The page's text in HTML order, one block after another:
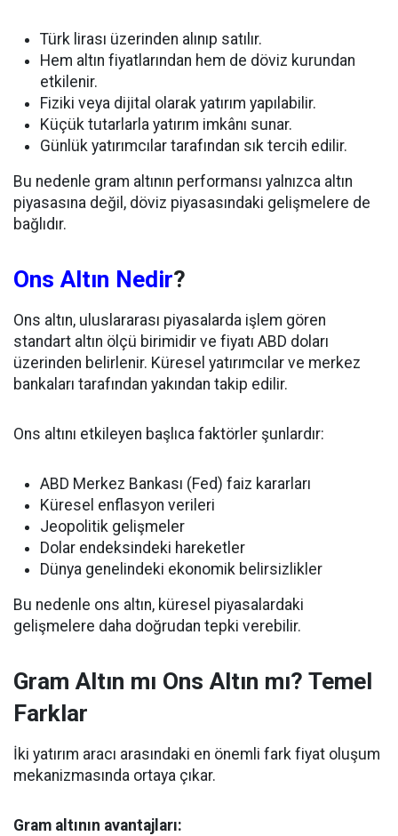
Türk lirası üzerinden alınıp satılır.
Hem altın fiyatlarından hem de döviz kurundan
etkilenir.
Fiziki veya dijital olarak yatırım yapılabilir.
Küçük tutarlarla yatırım imkânı sunar.
Günlük yatırımcılar tarafından sık tercih edilir.
Bu nedenle gram altının performansı yalnızca altın
piyasasına değil, döviz piyasasındaki gelişmelere de
bağlıdır.
Ons Altın Nedir?
Ons altın, uluslararası piyasalarda işlem gören
standart altın ölçü birimidir ve fiyatı ABD doları
üzerinden belirlenir. Küresel yatırımcılar ve merkez
bankaları tarafından yakından takip edilir.
Ons altını etkileyen başlıca faktörler şunlardır:
ABD Merkez Bankası (Fed) faiz kararları
Küresel enflasyon verileri
Jeopolitik gelişmeler
Dolar endeksindeki hareketler
Dünya genelindeki ekonomik belirsizlikler
Bu nedenle ons altın, küresel piyasalardaki
gelişmelere daha doğrudan tepki verebilir.
Gram Altın mı Ons Altın mı? Temel
Farklar
İki yatırım aracı arasındaki en önemli fark fiyat oluşum
mekanizmasında ortaya çıkar.
Gram altının avantajları: